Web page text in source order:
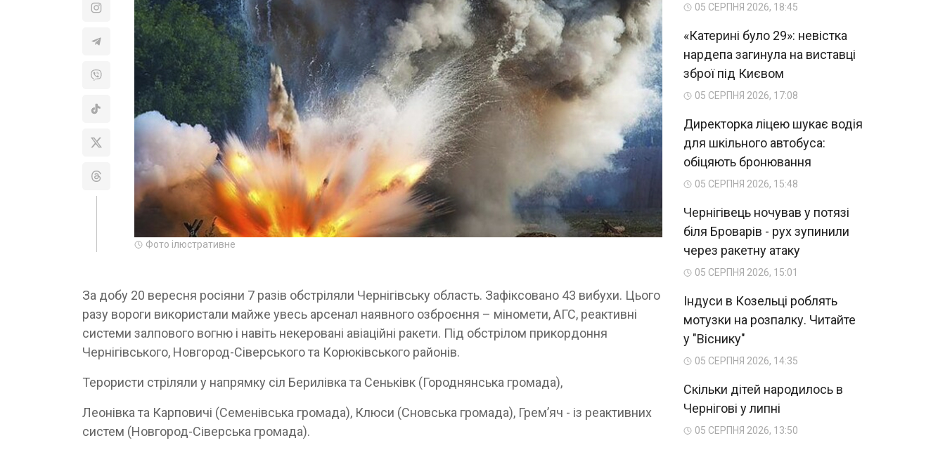
Фото ілюстративне
За добу 20 вересня росіяни 7 разів обстріляли Чернігівську область. Зафіксовано 43 вибухи. Цього
разу вороги використали майже увесь арсенал наявного озброєння – міномети, АГС, реактивні
системи залпового вогню і навіть некеровані авіаційні ракети. Під обстрілом прикордоння
Чернігівського, Новгород-Сіверського та Корюківського районів.
Терористи стріляли у напрямку сіл Берилівка та Сеньківк (Городнянська громада),
Леонівка та Карповичі (Семенівська громада), Клюси (Сновська громада), Гремʼяч - із реактивних
систем (Новгород-Сіверська громада).
05 СЕРПНЯ 2026, 18:45
«Катерині було 29»: невістка
нардепа загинула на виставці
зброї під Києвом
05 СЕРПНЯ 2026, 17:08
Директорка ліцею шукає водія
для шкільного автобуса:
обіцяють бронювання
05 СЕРПНЯ 2026, 15:48
Чернігівець ночував у потязі
біля Броварів - рух зупинили
через ракетну атаку
05 СЕРПНЯ 2026, 15:01
Індуси в Козельці роблять
мотузки на розпалку. Читайте
у "Віснику"
05 СЕРПНЯ 2026, 14:35
Скільки дітей народилось в
Чернігові у липні
05 СЕРПНЯ 2026, 13:50